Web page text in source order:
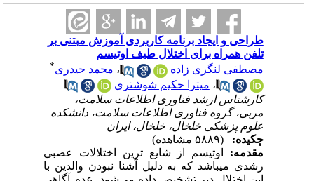
طراحی و ایجاد برنامه کاربردی آموزش مبتنی بر
تلفن همراه برای اختلال طیف اوتیسم
مصطفی لنگری زاده
،محمد حیدری*
،میترا حکیم شوشتری
کارشناس ارشد فناوری اطلاعات سلامت،
مربی، گروه فناوری اطلاعات سلامت، دانشکده
علوم پزشکی خلخال، خلخال، ایران
چکیده:
مقدمه:اوتیسم از شایع ترین اختلالات عصبی
رشدی می­باشد که به دلیل آشنا نبودن والدین با